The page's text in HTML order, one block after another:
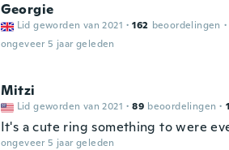
Georgie
Lid geworden van 2021 · 162 beoordelingen ·
ongeveer 5 jaar geleden
Mitzi
Lid geworden van 2021 · 89 beoordelingen ·
It's a cute ring something to were
ongeveer 5 jaar geleden